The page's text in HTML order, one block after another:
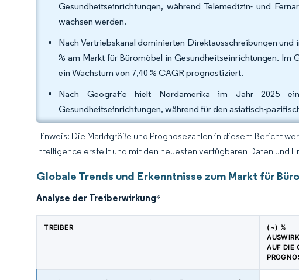
Gesundheitseinrichtungen, während Telemedizin- und
wachsen werden.
Nach Vertriebskanal dominierten Direktausschreibungen
% am Markt für Büromöbel in Gesundheitseinrichtungen. Im
ein Wachstum von 7,40 % CAGR prognostiziert.
Nach Geografie hielt Nordamerika im Jahr 2025
Gesundheitseinrichtungen, während für den asiatisch-
Hinweis: Die Marktgröße und Prognosezahlen in diesem Bericht
Intelligence erstellt und mit den neuesten verfügbaren Daten und
Globale Trends und Erkenntnisse zum Markt für
Analyse der Treiberwirkung*
TREIBER
(~) %
AUF DIE